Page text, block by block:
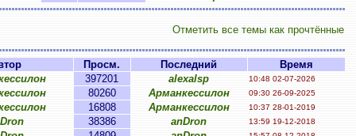
Отметить все темы как прочтённые
Просм. Последний
Время
397201 alexalsp 10:48 02-07-2026
80260 Арманкессилон 09:30 26-09-2025
16808 Арманкессилон 10:37 28-01-2019
38386 anDron 13:59 19-12-2018